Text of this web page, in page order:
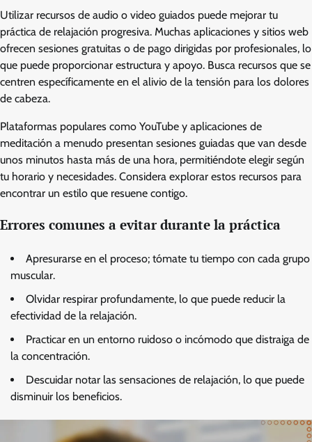
Utilizar recursos de audio o video guiados puede mejorar tu
práctica de relajación progresiva. Muchas aplicaciones y sitios web
ofrecen sesiones gratuitas o de pago dirigidas por profesionales, lo
que puede proporcionar estructura y apoyo. Busca recursos que se
centren específicamente en el alivio de la tensión para los dolores
de cabeza.
Plataformas populares como YouTube y aplicaciones de
meditación a menudo presentan sesiones guiadas que van desde
unos minutos hasta más de una hora, permitiéndote elegir según
tu horario y necesidades. Considera explorar estos recursos para
encontrar un estilo que resuene contigo.
Errores comunes a evitar durante la práctica
Apresurarse en el proceso; tómate tu tiempo con cada grupo
muscular.
Olvidar respirar profundamente, lo que puede reducir la
efectividad de la relajación.
Practicar en un entorno ruidoso o incómodo que distraiga de
la concentración.
Descuidar notar las sensaciones de relajación, lo que puede
disminuir los beneficios.